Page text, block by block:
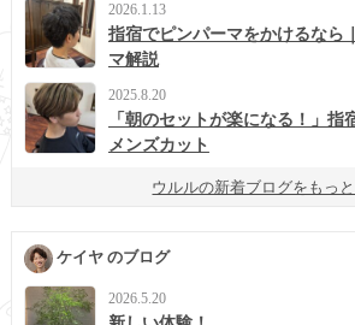
2026.1.13
指宿でピンパーマをかけるなら
マ解説
2025.8.20
「朝のセットが楽になる！」指
メンズカット
ウルルの新着ブログをもっ
ケイヤ のブログ
2026.5.20